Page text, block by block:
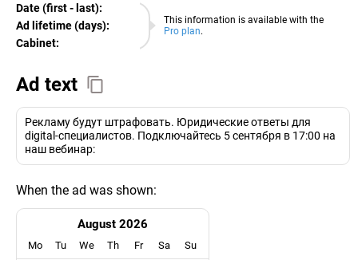
This information is available with the
Pro plan.
Date (first - last):
09.08.2026
Ad lifetime (days):
Cabinet:
EURO
Ad text
Рекламу будут штрафовать. Юридические ответы для
digital-специалистов. Подключайтесь 5 сентября в 17:00 на
наш вебинар:
When the ad was shown:
August 2026
Mo Tu We Th Fr Sa Su